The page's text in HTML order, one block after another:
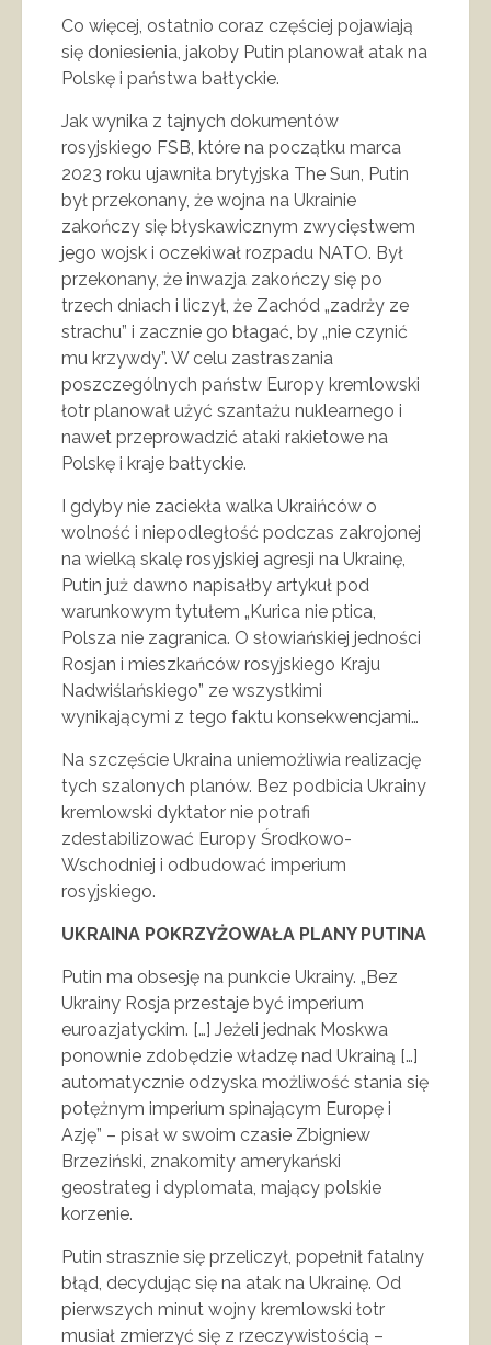
Co więcej, ostatnio coraz częściej pojawiają
się doniesienia, jakoby Putin planował atak na
Polskę i państwa bałtyckie.
Jak wynika z tajnych dokumentów
rosyjskiego FSB, które na początku marca
2023 roku ujawniła brytyjska The Sun, Putin
był przekonany, że wojna na Ukrainie
zakończy się błyskawicznym zwycięstwem
jego wojsk i oczekiwał rozpadu NATO. Był
przekonany, że inwazja zakończy się po
trzech dniach i liczył, że Zachód „zadrży ze
strachu” i zacznie go błagać, by „nie czynić
mu krzywdy”. W celu zastraszania
poszczególnych państw Europy kremlowski
łotr planował użyć szantażu nuklearnego i
nawet przeprowadzić ataki rakietowe na
Polskę i kraje bałtyckie.
I gdyby nie zaciekła walka Ukraińców o
wolność i niepodległość podczas zakrojonej
na wielką skalę rosyjskiej agresji na Ukrainę,
Putin już dawno napisałby artykuł pod
warunkowym tytułem „Kurica nie ptica,
Polsza nie zagranica. O słowiańskiej jedności
Rosjan i mieszkańców rosyjskiego Kraju
Nadwiślańskiego” ze wszystkimi
wynikającymi z tego faktu konsekwencjami…
Na szczęście Ukraina uniemożliwia realizację
tych szalonych planów. Bez podbicia Ukrainy
kremlowski dyktator nie potrafi
zdestabilizować Europy Środkowo-
Wschodniej i odbudować imperium
rosyjskiego.
UKRAINA POKRZYŻOWAŁA PLANY PUTINA
Putin ma obsesję na punkcie Ukrainy. „Bez
Ukrainy Rosja przestaje być imperium
euroazjatyckim. […] Jeżeli jednak Moskwa
ponownie zdobędzie władzę nad Ukrainą […]
automatycznie odzyska możliwość stania się
potężnym imperium spinającym Europę i
Azję” – pisał w swoim czasie Zbigniew
Brzeziński, znakomity amerykański
geostrateg i dyplomata, mający polskie
korzenie.
Putin strasznie się przeliczył, popełnił fatalny
błąd, decydując się na atak na Ukrainę. Od
pierwszych minut wojny kremlowski łotr
musiał zmierzyć się z rzeczywistością –